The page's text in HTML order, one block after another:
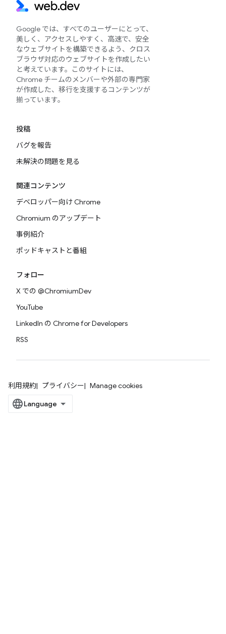
Google では、すべてのユーザーにとって、
美しく、アクセスしやすく、高速で、安全
なウェブサイトを構築できるよう、クロス
ブラウザ対応のウェブサイトを作成したい
と考えています。このサイトには、
Chrome チームのメンバーや外部の専門家
が作成した、移行を支援するコンテンツが
揃っています。
投稿
バグを報告
未解決の問題を見る
関連コンテンツ
デベロッパー向け Chrome
Chromium のアップデート
事例紹介
ポッドキャストと番組
フォロー
X での @ChromiumDev
YouTube
LinkedIn の Chrome for Developers
RSS
利用規約 プライバシー Manage cookies